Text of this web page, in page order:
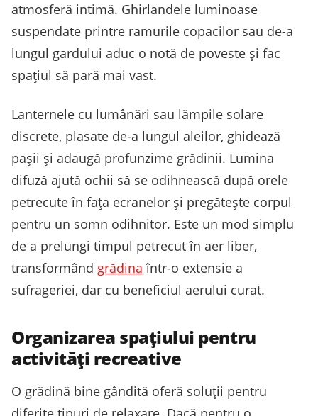
atmosferă intimă. Ghirlandele luminoase
suspendate printre ramurile copacilor sau de-a
lungul gardului aduc o notă de poveste și fac
spațiul să pară mai vast.
Lanternele cu lumânări sau lămpile solare
discrete, plasate de-a lungul aleilor, ghidează
pașii și adaugă profunzime grădinii. Lumina
difuză ajută ochii să se odihnească după orele
petrecute în fața ecranelor și pregătește corpul
pentru un somn odihnitor. Este un mod simplu
de a prelungi timpul petrecut în aer liber,
transformând grădina într-o extensie a
sufrageriei, dar cu beneficiul aerului curat.
Organizarea spațiului pentru
activități recreative
O grădină bine gândită oferă soluții pentru